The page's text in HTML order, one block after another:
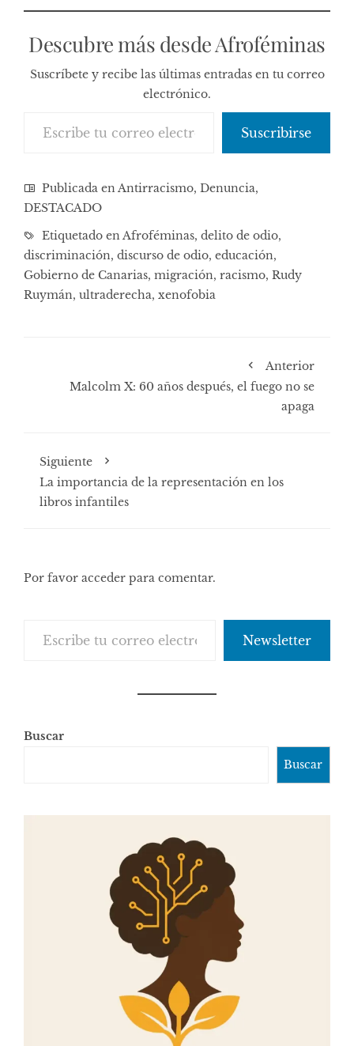
Descubre más desde Afroféminas
Suscríbete y recibe las últimas entradas en tu correo
electrónico.
Suscribirse
Publicada enAntirracismo, Denuncia,
DESTACADO
Etiquetado enAfroféminas, delito de odio,
discriminación, discurso de odio, educación,
Gobierno de Canarias, migración, racismo, Rudy
Ruymán, ultraderecha, xenofobia
Anterior
Malcolm X: 60 años después, el fuego no se
apaga
Siguiente
La importancia de la representación en los
libros infantiles
Por favor acceder para comentar.
Newsletter
Buscar
Buscar